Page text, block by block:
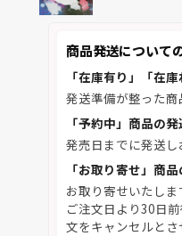
商品発送について
「在庫有り」「在
発送準備が整った商
「予約中」商品の発
発売日までに発送し
「お取り寄せ」商
お取り寄せいたし
ご注文日より30日
文をキャンセルとさ